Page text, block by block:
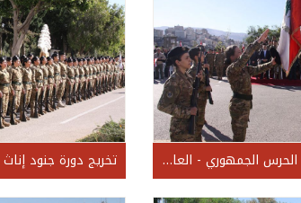
أداء القسم - لواء الحرس الجمهوري - العام 2018